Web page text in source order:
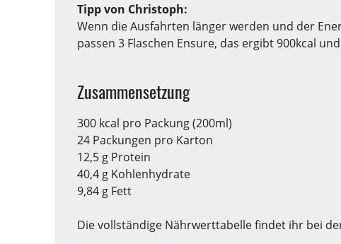
Tipp von Christoph:
Wenn die Ausfahrten länger werden und der
passen 3 Flaschen Ensure, das ergibt 900kcal
Zusammensetzung
300 kcal pro Packung (200ml)
24 Packungen pro Karton
12,5 g Protein
40,4 g Kohlenhydrate
9,84 g Fett
Die vollständige Nährwerttabelle findet ihr bei